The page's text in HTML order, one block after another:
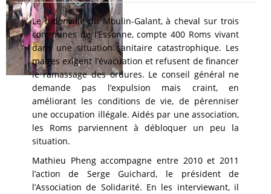
Le bidonville du Moulin-Galant, à cheval sur trois
communes de l’Essonne, compte 400 Roms vivant
dans une situation sanitaire catastrophique. Les
maires exigent l’évacuation et refusent de financer
le ramassage des ordures. Le conseil général ne
demande pas l’expulsion mais craint, en
améliorant les conditions de vie, de pérenniser
une occupation illégale. Aidés par une association,
les Roms parviennent à débloquer un peu la
situation.
Mathieu Pheng accompagne entre 2010 et 2011
l’action de Serge Guichard, le président de
l’Association de Solidarité. En les interviewant, il